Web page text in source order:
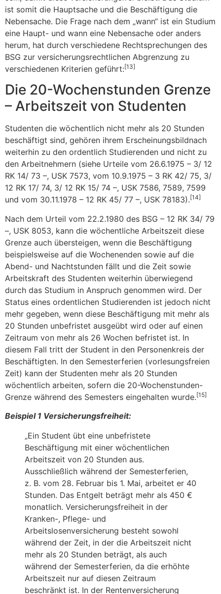
ist somit die Hauptsache und die Beschäftigung die
Nebensache. Die Frage nach dem „wann“ ist ein Studium
eine Haupt- und wann eine Nebensache oder anders
herum, hat durch verschiedene Rechtsprechungen des
BSG zur versicherungsrechtlichen Abgrenzung zu
verschiedenen Kriterien geführt:[13]
Die 20-Wochenstunden Grenze
– Arbeitszeit von Studenten
Studenten die wöchentlich nicht mehr als 20 Stunden
beschäftigt sind, gehören ihrem Erscheinungsbildnach
weiterhin zu den ordentlich Studierenden und nicht zu
den Arbeitnehmern (siehe Urteile vom 26.6.1975 – 3/ 12
RK 14/ 73 –, USK 7573, vom 10.9.1975 – 3 RK 42/ 75, 3/
12 RK 17/ 74, 3/ 12 RK 15/ 74 –, USK 7586, 7589, 7599
und vom 30.11.1978 – 12 RK 45/ 77 –, USK 78183).[14]
Nach dem Urteil vom 22.2.1980 des BSG – 12 RK 34/ 79
–, USK 8053, kann die wöchentliche Arbeitszeit diese
Grenze auch übersteigen, wenn die Beschäftigung
beispielsweise auf die Wochenenden sowie auf die
Abend- und Nachtstunden fällt und die Zeit sowie
Arbeitskraft des Studenten weiterhin überwiegend
durch das Studium in Anspruch genommen wird. Der
Status eines ordentlichen Studierenden ist jedoch nicht
mehr gegeben, wenn diese Beschäftigung mit mehr als
20 Stunden unbefristet ausgeübt wird oder auf einen
Zeitraum von mehr als 26 Wochen befristet ist. In
diesem Fall tritt der Student in den Personenkreis der
Beschäftigten. In den Semesterferien (vorlesungsfreien
Zeit) kann der Studenten mehr als 20 Stunden
wöchentlich arbeiten, sofern die 20-Wochenstunden-
Grenze während des Semesters eingehalten wurde.[15]
Beispiel 1 Versicherungsfreiheit:
„Ein Student übt eine unbefristete
Beschäftigung mit einer wöchentlichen
Arbeitszeit von 20 Stunden aus.
Ausschließlich während der Semesterferien,
z. B. vom 28. Februar bis 1. Mai, arbeitet er 40
Stunden. Das Entgelt beträgt mehr als 450 €
monatlich. Versicherungsfreiheit in der
Kranken-, Pflege- und
Arbeitslosenversicherung besteht sowohl
während der Zeit, in der die Arbeitszeit nicht
mehr als 20 Stunden beträgt, als auch
während der Semesterferien, da die erhöhte
Arbeitszeit nur auf diesen Zeitraum
beschränkt ist. In der Rentenversicherung